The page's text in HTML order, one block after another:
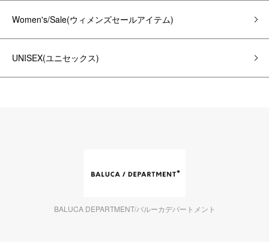
Women's/Sale(ウィメンズセールアイテム)
UNISEX(ユニセックス)
BALUCA DEPARTMENT/バルーカデパートメント